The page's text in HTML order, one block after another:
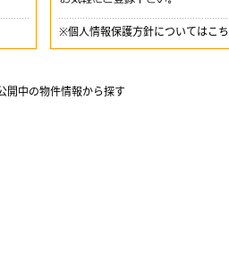
※個人情報保護方針についてはこ
開中の物件情報から探す